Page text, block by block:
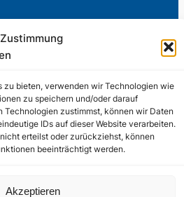
zu bieten, verwenden wir Technologien wie
zu speichern und/oder darauf
Technologien zustimmst, können wir Daten
IDs auf dieser Website verarbeiten.
erteilst oder zurückziehst, können
beeinträchtigt werden.
Akzeptieren
für die Aufrechterhaltung